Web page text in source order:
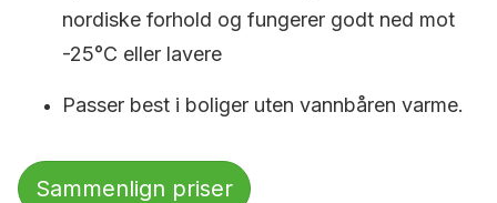
nordiske forhold og fungerer godt ned mot
-25°C eller lavere
Passer best i boliger uten vannbåren varme.
Sammenlign priser